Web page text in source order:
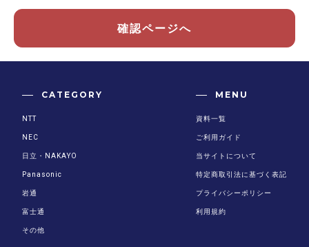
確認ページへ
CATEGORY
NTT
NEC
日立・NAKAYO
Panasonic
岩通
富士通
その他
MENU
資料一覧
ご利用ガイド
当サイトについて
特定商取引法に基づく表記
プライバシーポリシー
利用規約